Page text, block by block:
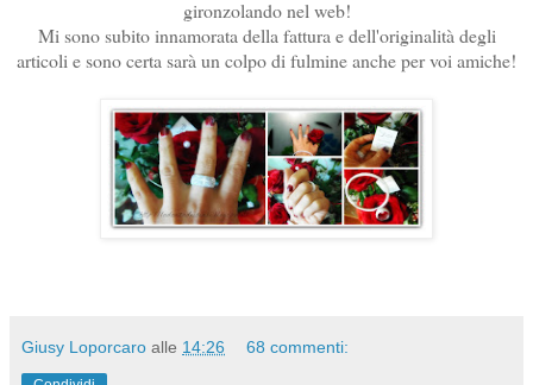
gironzolando nel web!
Mi sono subito innamorata della fattura e dell'originalità degli
articoli e sono certa sarà un colpo di fulmine anche per voi amiche!
Giusy Loporcaro alle 14:26 68 commenti: